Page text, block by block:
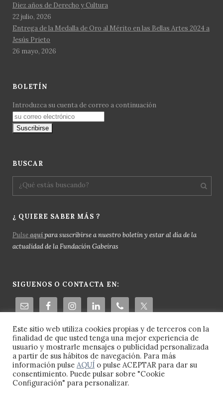
Diez años de Derecho y Cultura
22 julio, 2026
Entrega de la Medalla de Oro al Mérito en las Bellas Artes 2024 a
Jesús Prieto
26 mayo, 2026
BOLETÍN
Introduzca su cuenta de correo a continuación
BUSCAR
¿ QUIERE SABER MÁS ?
Pulseaquípara suscribirse a nuestro boletín y estar al día de la
actualidad de la Fundación Gabeiras
SIGUENOS O CONTACTA EN:
© 2023 Fundación Gabeiras -Aviso Legal
Este sitio web utiliza cookies propias y de terceros con la
finalidad de que usted tenga una mejor experiencia de
usuario y mostrarle mensajes o publicidad personalizada
a partir de sus hábitos de navegación. Para más
información pulse AQUÍ o pulse ACEPTAR para dar su
consentimiento. Puede pulsar sobre "Cookie
Configuración" para personalizar.